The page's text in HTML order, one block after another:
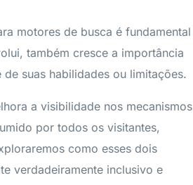
motores de busca é fundamental
também cresce a importância
suas habilidades ou limitações.
a visibilidade nos mecanismos
por todos os visitantes,
como esses dois
verdadeiramente inclusivo e